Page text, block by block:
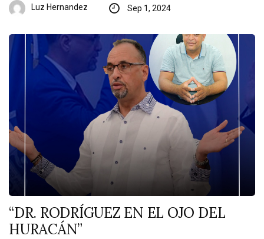
Luz Hernandez Sep 1, 2024
“DR. RODRÍGUEZ EN EL OJO DEL
HURACÁN”